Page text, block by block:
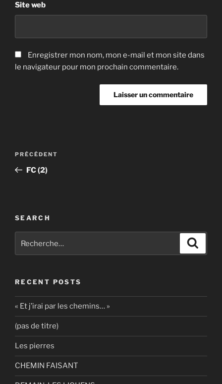
Site web
Enregistrer mon nom, mon e-mail et mon site dans
le navigateur pour mon prochain commentaire.
Navigation
l’article
Article
précédent
PRÉCÉDENT
FC (2)
SEARCH
pour
RECENT POSTS
« Et j’irai par les chemins… »
(pas de titre)
Les pierres
CHEMIN FAISANT